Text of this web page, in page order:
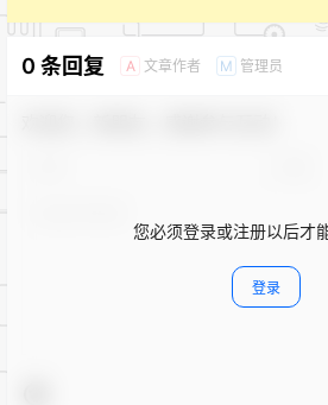
0 条回复 A 文章作者 M 管理员
您必须登录或注册以后才
登录